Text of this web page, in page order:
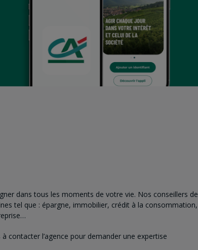
dans tous les moments de votre vie. Nos conseillers de
tel que : épargne, immobilier, crédit à la consommation,
contacter l’agence pour demander une expertise